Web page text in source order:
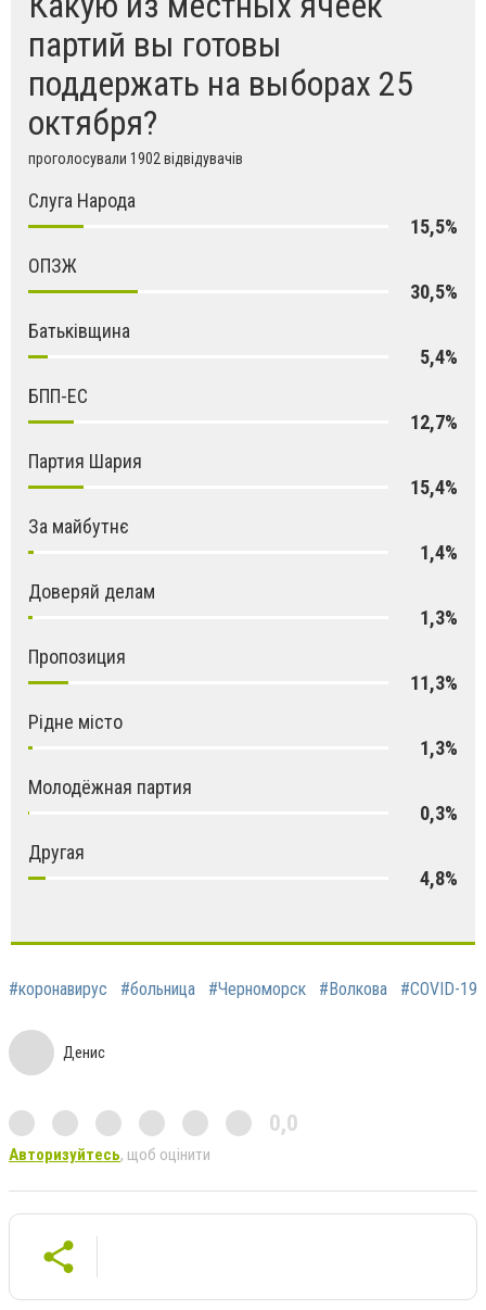
партий вы готовы
поддержать на выборах 25
октября?
проголосували 1902 відвідувачів
Слуга Народа
15,5%
ОПЗЖ
30,5%
Батьківщина
5,4%
БПП-ЕС
12,7%
Партия Шария
15,4%
За майбутнє
1,4%
Доверяй делам
1,3%
Пропозиция
11,3%
Рідне місто
1,3%
Молодёжная партия
0,3%
Другая
4,8%
#коронавирус #больница #Черноморск #Волкова #COVID-19
Денис
0,0
Авторизуйтесь, щоб оцінити